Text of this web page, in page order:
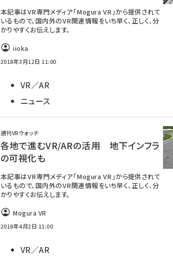
本記事はVR専門メディア「Mogura VR」から提供されて
いるもので、国内外のVR関連情報をいち早く、正しく、分
かりやすくお伝えします。
iioka
2018年3月12日 11:00
VR／AR
ニュース
週刊VRウォッチ
各地で進むVR/ARの活用 地下インフラ
の可視化も
本記事はVR専門メディア「Mogura VR」から提供されて
いるもので、国内外のVR関連情報をいち早く、正しく、分
かりやすくお伝えします。
Mogura VR
2018年4月2日 11:00
VR／AR